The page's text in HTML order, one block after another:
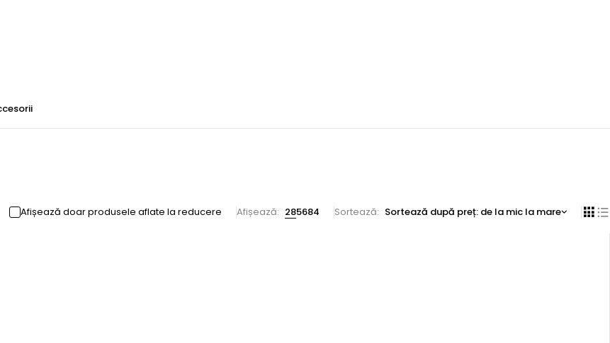
Afișează doar produsele aflate la reducere Afișează: 285684 Sortează Sortează după preț: de la mic la mare